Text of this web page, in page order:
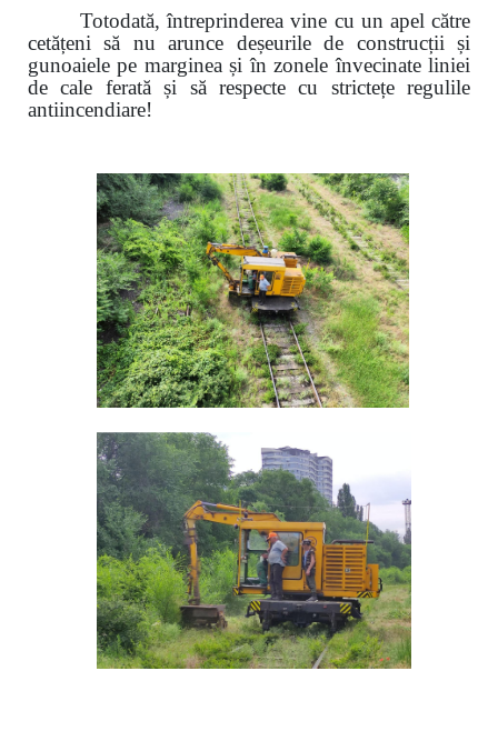
Totodată, întreprinderea vine cu un apel către
cetățenisă nu arunce deșeurile de construcții și
gunoaiele pe marginea și în zonele învecinateliniei
de cale ferată și să respecte cu strictețe regulile
antiincendiare!